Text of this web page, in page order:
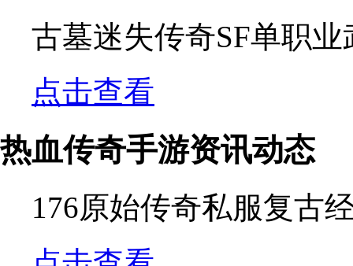
古墓迷失传奇SF单职
点击查看
热血传奇手游资讯动态
176原始传奇私服复古